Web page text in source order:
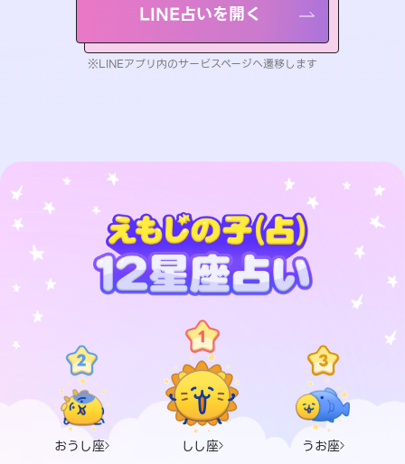
LINE占いを開く
※LINEアプリ内のサービスページへ遷移します
おうし座 しし座 うお座